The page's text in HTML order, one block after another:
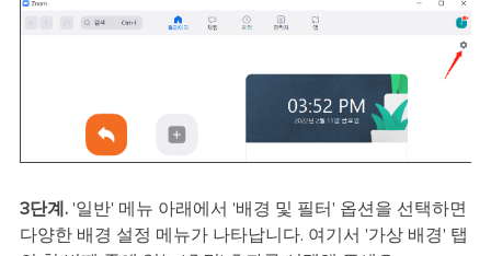
3단계.'일반' 메뉴 아래에서 '배경 및 필터' 옵션을 선택하면
다양한 배경 설정 메뉴가 나타납니다. 여기서 '가상 배경' 탭